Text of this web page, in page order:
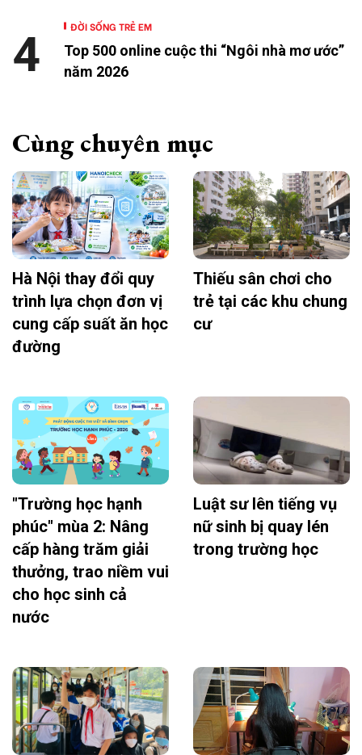
ĐỜI SỐNG TRẺ EM
Top 500 online cuộc thi “Ngôi nhà mơ ước”
năm 2026
4
Cùng chuyên mục
Hà Nội thay đổi quy
trình lựa chọn đơn vị
cung cấp suất ăn học
đường
Thiếu sân chơi cho
trẻ tại các khu chung
cư
"Trường học hạnh
phúc" mùa 2: Nâng
cấp hàng trăm giải
thưởng, trao niềm vui
cho học sinh cả
nước
Luật sư lên tiếng vụ
nữ sinh bị quay lén
trong trường học